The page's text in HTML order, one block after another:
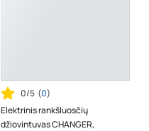
0/5 (0)
Elektrinis rankšluosčių
džiovintuvas CHANGER,